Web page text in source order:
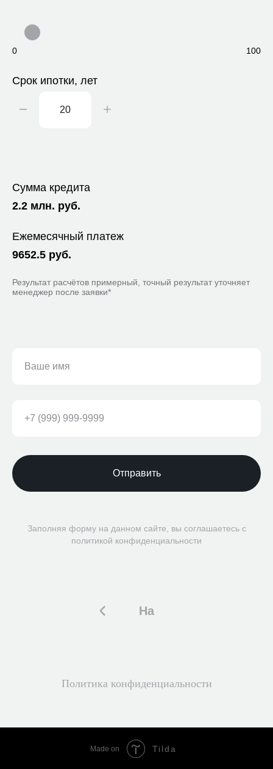
0 100
Срок ипотки, лет
Сумма кредита
2.2 млн. руб.
Ежемесячный платеж
9652.5 руб.
Результат расчётов примерный, точный результат уточняет
менеджер после заявки*
Отправить
Заполняя форму на данном сайте, вы соглашаетесь с
политикой конфиденциальности
На
Политика конфиденциальности
Made on Tilda